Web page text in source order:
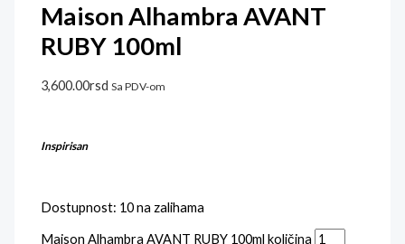
Maison Alhambra AVANT
RUBY 100ml
3,600.00rsd Sa PDV-om
Inspirisan
Dostupnost: 10 na zalihama
Maison Alhambra AVANT RUBY 100ml količina